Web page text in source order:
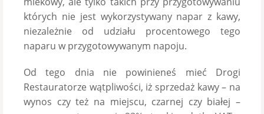
których nie jest wykorzystywany napar z kawy,
niezależnie od udziału procentowego tego
naparu w przygotowywanym napoju.
Od tego dnia nie powinieneś mieć Drogi
Restauratorze wątpliwości, iż sprzedaż kawy – na
wynos czy też na miejscu, czarnej czy białej –